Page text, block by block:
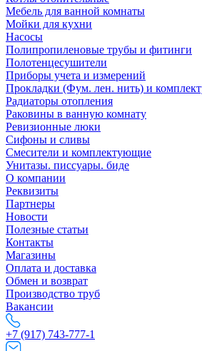
Мебель для ванной комнаты
Мойки для кухни
Насосы
Полипропиленовые трубы и фитинги
Полотенцесушители
Приборы учета и измерений
Прокладки (Фум. лен. нить) и
Радиаторы отопления
Раковины в ванную комнату
Ревизионные люки
Сифоны и сливы
Смесители и комплектующие
Унитазы. писсуары. биде
О компании
Реквизиты
Партнеры
Новости
Полезные статьи
Контакты
Магазины
Оплата и доставка
Обмен и возврат
Производство труб
Вакансии
+7 (917) 743-777-1